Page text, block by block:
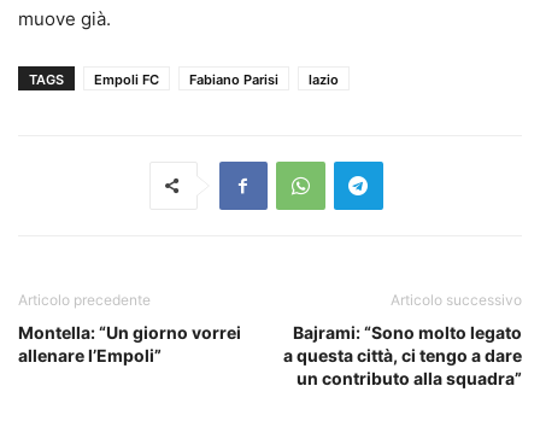
muove già.
TAGS Empoli FC Fabiano Parisi lazio
Articolo precedente
Montella: “Un giorno vorrei
allenare l’Empoli”
Articolo successivo
Bajrami: “Sono molto legato
a questa città, ci tengo a dare
un contributo alla squadra”